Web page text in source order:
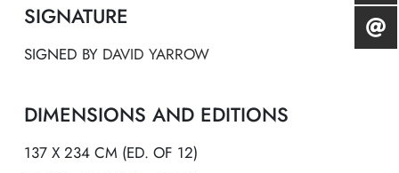
SIGNATURE
SIGNED BY DAVID YARROW
DIMENSIONS AND EDITIONS
137 X 234 CM (ED. OF 12)